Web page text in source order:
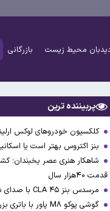
محیط زیست بازرگانی
پربیننده ترین
کلکسیون خودروهای لوکس
بنز اکتروس بهتر است یا اسکانیا S۵۰۰؟ / عکس
شاهکار هنری عصر یخبندان؛
قدمت ۴۰هزار سال
مرسدس بنز CLA ۴۵ با صدای شبیه‌سازی شده برگشت
گوشی پوکو M۸ پاور با باتری بزرگ از راه رسید